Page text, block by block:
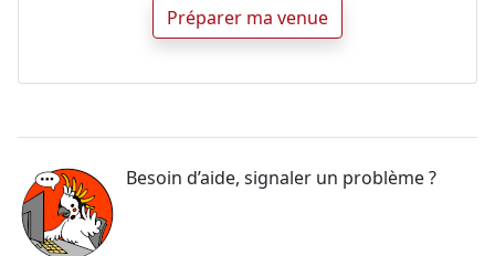
Préparer ma venue
Besoin d’aide, signaler un problème ?